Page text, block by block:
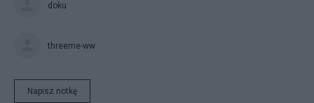
doku
threeme-ww
Napisz notkę